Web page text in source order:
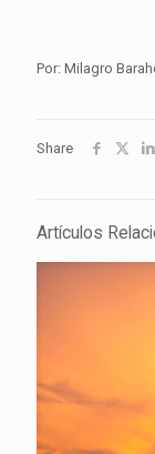
Por: Milagro
Share
Artículos